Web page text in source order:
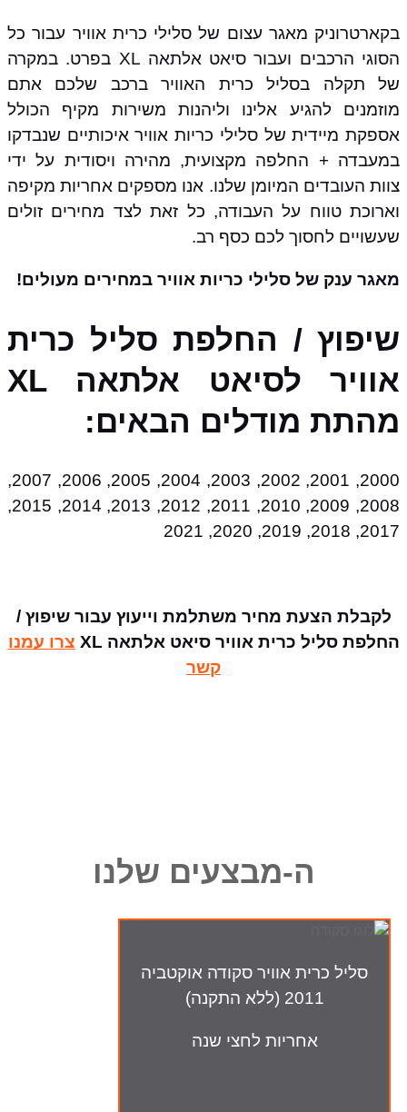
בקארטרוניק מאגר עצום של סלילי כרית אוויר עבור כל
הסוגי הרכבים ועבור סיאט אלתאה XL בפרט. במקרה
של תקלה בסליל כרית האוויר ברכב שלכם אתם
מוזמנים להגיע אלינו וליהנות משירות מקיף הכולל
אספקת מיידית של סלילי כריות אוויר איכותיים שנבדקו
במעבדה + החלפה מקצועית, מהירה ויסודית על ידי
צוות העובדים המיומן שלנו. אנו מספקים אחריות מקיפה
וארוכת טווח על העבודה, כל זאת לצד מחירים זולים
שעשויים לחסוך לכם כסף רב.
מאגר ענק של סלילי כריות אוויר במחירים מעולים!
שיפוץ / החלפת סליל כרית
אוויר לסיאט אלתאה XL
מהתת מודלים הבאים:
2000, 2001, 2002, 2003, 2004, 2005, 2006, 2007,
2008, 2009, 2010, 2011, 2012, 2013, 2014, 2015,
2017, 2018, 2019, 2020, 2021
לקבלת הצעת מחיר משתלמת וייעוץ עבור שיפוץ /
החלפת סליל כרית אוויר סיאט אלתאה XL
צרו עמנו
קשר
ה-מבצעים שלנו
סליל כרית אוויר סקודה אוקטביה
2011 (ללא התקנה)
אחריות לחצי שנה